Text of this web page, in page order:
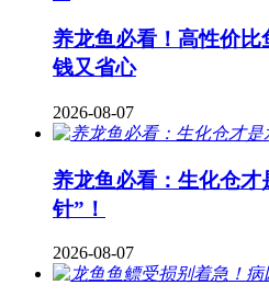
养龙鱼必看！高性价
钱又省心
2026-08-07
养龙鱼必看：生化仓
针”！
2026-08-07